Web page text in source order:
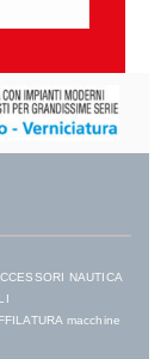
NAUTICA
macchine